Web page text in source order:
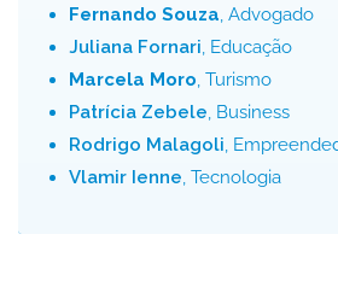
Fernando Souza, Advogado
Juliana Fornari, Educação
Marcela Moro, Turismo
Patrícia Zebele, Business
Rodrigo Malagoli,
Vlamir Ienne, Tecnologia